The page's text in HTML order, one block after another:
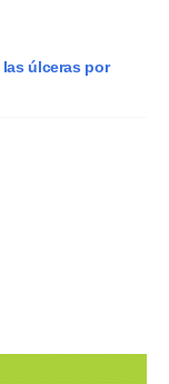
úlceras por